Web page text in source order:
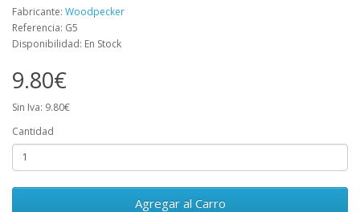
Fabricante: Woodpecker
Referencia: G5
Disponibilidad: En Stock
9.80€
Sin Iva: 9.80€
Cantidad
Agregar al Carro